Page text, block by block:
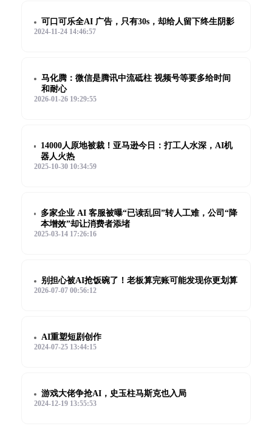
可口可乐全AI 广告，只有30s，却给人留下终生阴影
2024-11-24 14:46:57
马化腾：微信是腾讯中流砥柱 视频号等要多给时间
和耐心
2026-01-26 19:29:55
14000人原地被裁！亚马逊今日：打工人水深，AI机
器人火热
2025-10-30 10:34:59
多家企业 AI 客服被曝“已读乱回”转人工难，公司“降
本增效”却让消费者添堵
2025-03-14 17:26:16
别担心被AI抢饭碗了！老板算完账可能发现你更划算
2026-07-07 00:56:12
AI重塑短剧创作
2024-07-25 13:44:15
游戏大佬争抢AI，史玉柱马斯克也入局
2024-12-19 13:55:53